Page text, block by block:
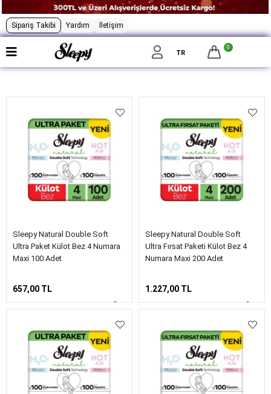
Sipariş Takibi Yardım İletişim
TR
0
Filtrele
Sleepy Natural Double Soft
Ultra Paket Külot Bez 4 Numara
Maxi 100 Adet
657,00 TL
Sleepy Natural Double Soft
Ultra Fırsat Paketi Külot Bez 4
Numara Maxi 200 Adet
1.227,00 TL